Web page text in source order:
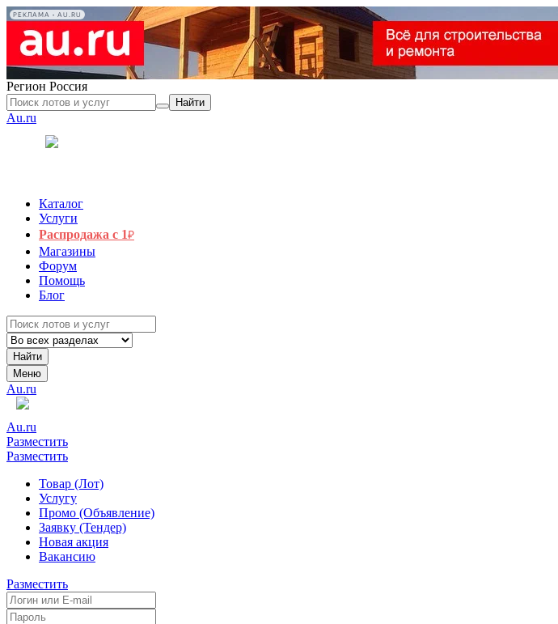
РЕКЛАМА • AU.RU
Регион Россия
Найти
Au.ru
Каталог
Услуги
Распродажа с 1₽
Магазины
Форум
Помощь
Блог
Найти
Меню
Au.ru
Au.ru
Разместить
Разместить
Товар (Лот)
Услугу
Промо (Объявление)
Заявку (Тендер)
Новая акция
Вакансию
Разместить